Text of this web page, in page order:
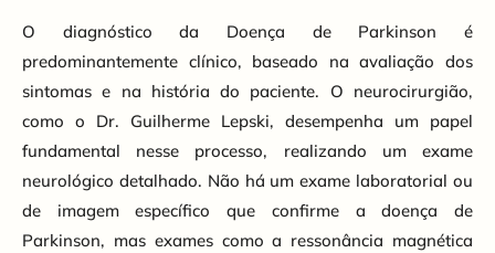
O diagnóstico da Doença de Parkinson é
predominantemente clínico, baseado na avaliação dos
sintomas e na história do paciente. O neurocirurgião,
como o Dr. Guilherme Lepski, desempenha um papel
fundamental nesse processo, realizando um exame
neurológico detalhado. Não há um exame laboratorial ou
de imagem específico que confirme a doença de
Parkinson, mas exames como a ressonância magnética